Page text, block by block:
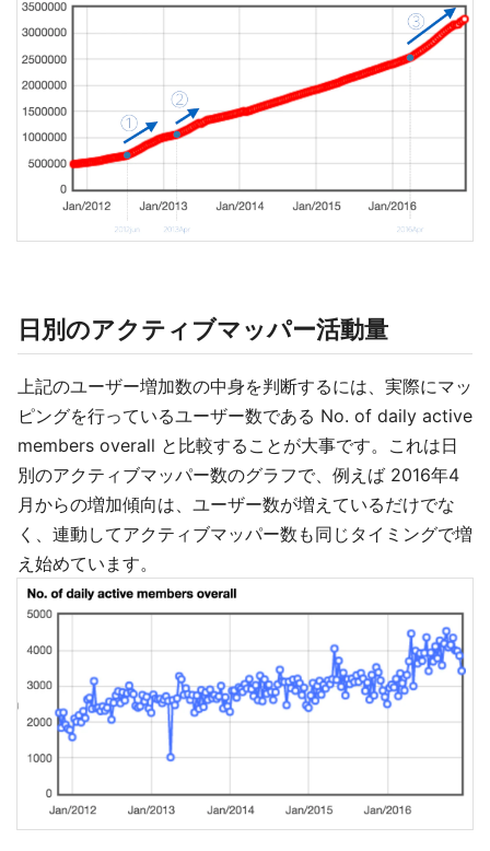
日別のアクティブマッパー活動量
上記のユーザー増加数の中身を判断するには、実際にマッ
ピングを行っているユーザー数である No. of daily active
members overall と比較することが大事です。これは日
別のアクティブマッパー数のグラフで、例えば 2016年4
月からの増加傾向は、ユーザー数が増えているだけでな
く、連動してアクティブマッパー数も同じタイミングで増
え始めています。